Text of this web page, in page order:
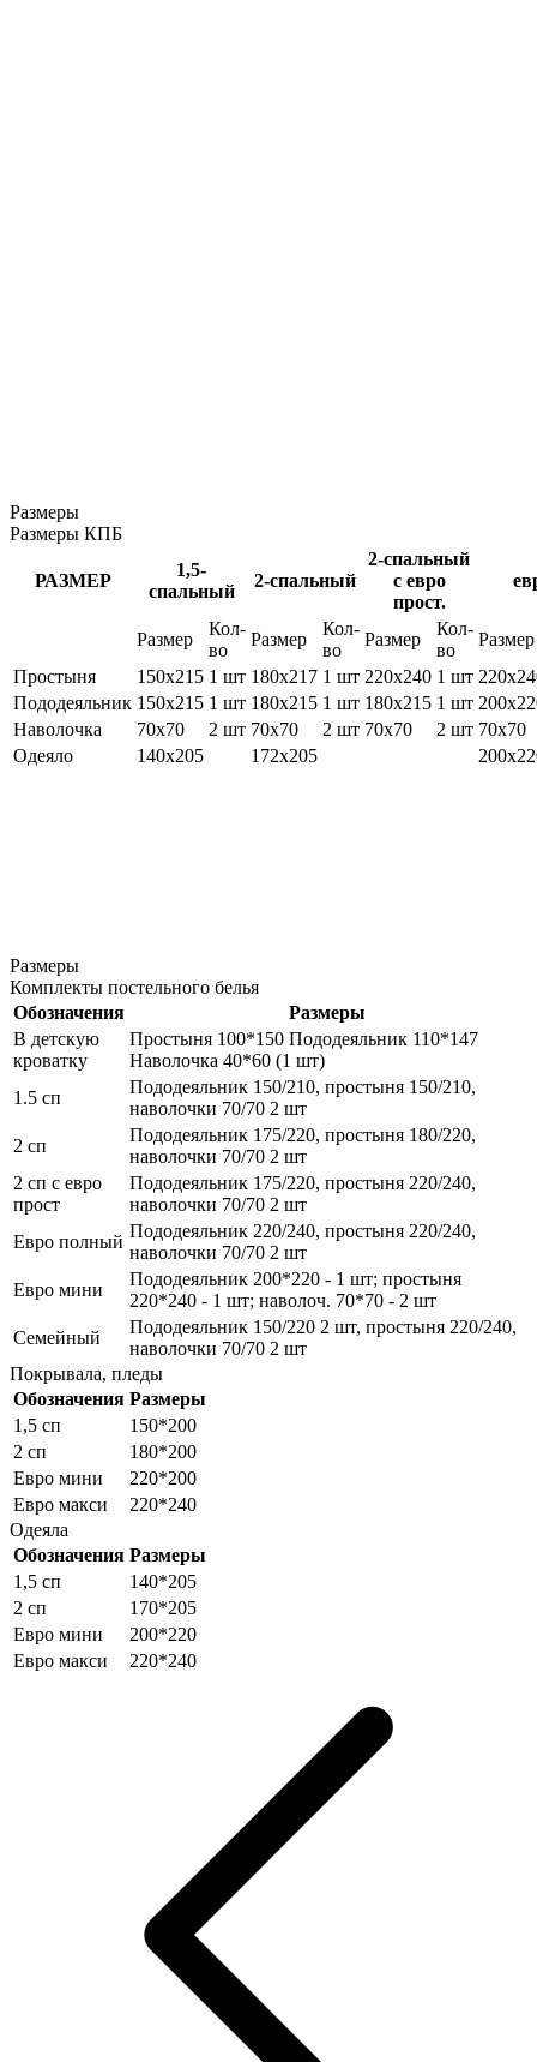
Размеры
Размеры КПБ
РАЗМЕР
1,5-
спальный
2-спальный
2-спальный
с евро
прост.
Размер
Кол-
во
Размер
Кол-
во
Размер
Кол-
во
Размер
Простыня
150х215 1 шт 180х217 1 шт 220х240 1 шт
Пододеяльник 150х215 1 шт 180х215 1 шт 180х215 1 шт
Наволочка
70х70 2 шт 70х70 2 шт 70х70 2 шт 70х70
Одеяло
140х205 172х205
Размеры
Комплекты постельного белья
Обозначения
Размеры
В детскую
кроватку
Простыня 100*150 Пододеяльник 110*147
Наволочка 40*60 (1 шт)
1.5 сп
Пододеяльник 150/210, простыня 150/210,
наволочки 70/70 2 шт
2 сп
Пододеяльник 175/220, простыня 180/220,
наволочки 70/70 2 шт
2 сп с евро
прост
Пододеяльник 175/220, простыня 220/240,
наволочки 70/70 2 шт
Евро полный
Пододеяльник 220/240, простыня 220/240,
наволочки 70/70 2 шт
Евро мини
Пододеяльник 200*220 - 1 шт; простыня
220*240 - 1 шт; наволоч. 70*70 - 2 шт
Семейный
Пододеяльник 150/220 2 шт, простыня 220/240,
наволочки 70/70 2 шт
Покрывала, пледы
Обозначения Размеры
1,5 сп
150*200
2 сп
180*200
Евро мини
220*200
Евро макси
220*240
Одеяла
Обозначения Размеры
1,5 сп
140*205
2 сп
170*205
Евро мини
200*220
Евро макси
220*240